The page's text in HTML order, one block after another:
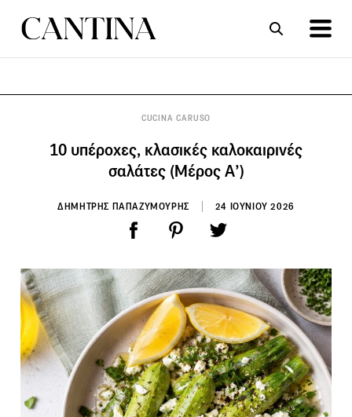
CUCINA CARUSO
10 υπέροχες, κλασικές καλοκαιρινές
σαλάτες (Μέρος Α’)
ΔΗΜΗΤΡΗΣ ΠΑΠΑΖΥΜΟΥΡΗΣ 24 ΙΟΥΝΙΟΥ 2026